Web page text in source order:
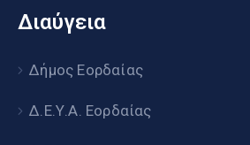
Διαύγεια
Δήμος Εορδαίας
Δ.Ε.Υ.Α. Εορδαίας